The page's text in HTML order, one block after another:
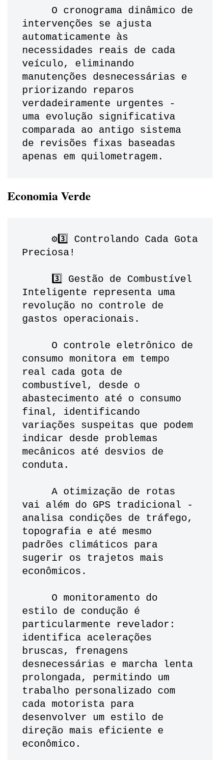
intervenções se ajusta
automaticamente às
necessidades reais de cada
veículo, eliminando
manutenções desnecessárias e
priorizando reparos
verdadeiramente urgentes -
uma evolução significativa
comparada ao antigo sistema
de revisões fixas baseadas
apenas em quilometragem.
Economia Verde
Preciosa!
Inteligente representa uma
revolução no controle de
gastos operacionais.
consumo monitora em tempo
real cada gota de
combustível, desde o
abastecimento até o consumo
final, identificando
variações suspeitas que podem
indicar desde problemas
mecânicos até desvios de
conduta.
vai além do GPS tradicional -
analisa condições de tráfego,
topografia e até mesmo
padrões climáticos para
sugerir os trajetos mais
econômicos.
estilo de condução é
particularmente revelador:
identifica acelerações
bruscas, frenagens
desnecessárias e marcha lenta
prolongada, permitindo um
trabalho personalizado com
cada motorista para
desenvolver um estilo de
direção mais eficiente e
econômico.